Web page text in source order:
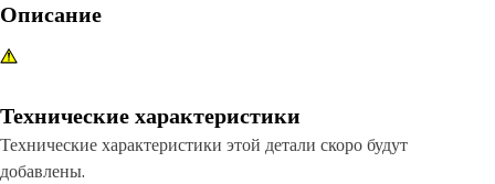
Описание
Технические характеристики
Технические характеристики этой детали скоро будут
добавлены.